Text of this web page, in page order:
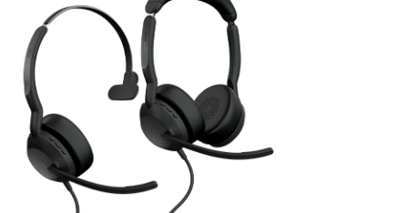
150Hz~6,800Hz
지원 오디오 코덱
마이크 형식
2 아날로그 MEMS / 2 디지털 MEMS(스
테레오) | 1 아날로그 MEMS / 2 디지털
A2DP v1.3, AVRCP v1.6, HFP v1.8, HSP
v1.2, PBAP v1.1, SPP v1.2
Bluetooth® 버전
5.2
작동 범위 (Bluetooth)
최대 30m | 100ft
50mm x 202mm x 170mm | 1.97in x
7.95in x 6.69in
본체 크기 (가로 x 높이 x 세로) - 스테레오
193mm x 65mm x 175mm x | 7.6in x
2.56in x 6.89in
본체 크기 (가로 x 높이 x 세로) - 모노
-10°C~55°C | 14°F~131°F
-10°C~55°C | 14°F~131°F